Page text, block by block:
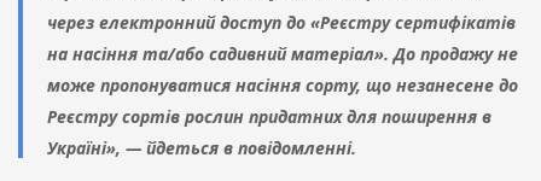
через електронний доступ до «Реєстру сертифікатів
на насіння та/або садивний матеріал». До продажу не
може пропонуватися насіння сорту, що незанесене до
Реєстру сортів рослин придатних для поширення в
Україні», — йдеться в повідомленні.